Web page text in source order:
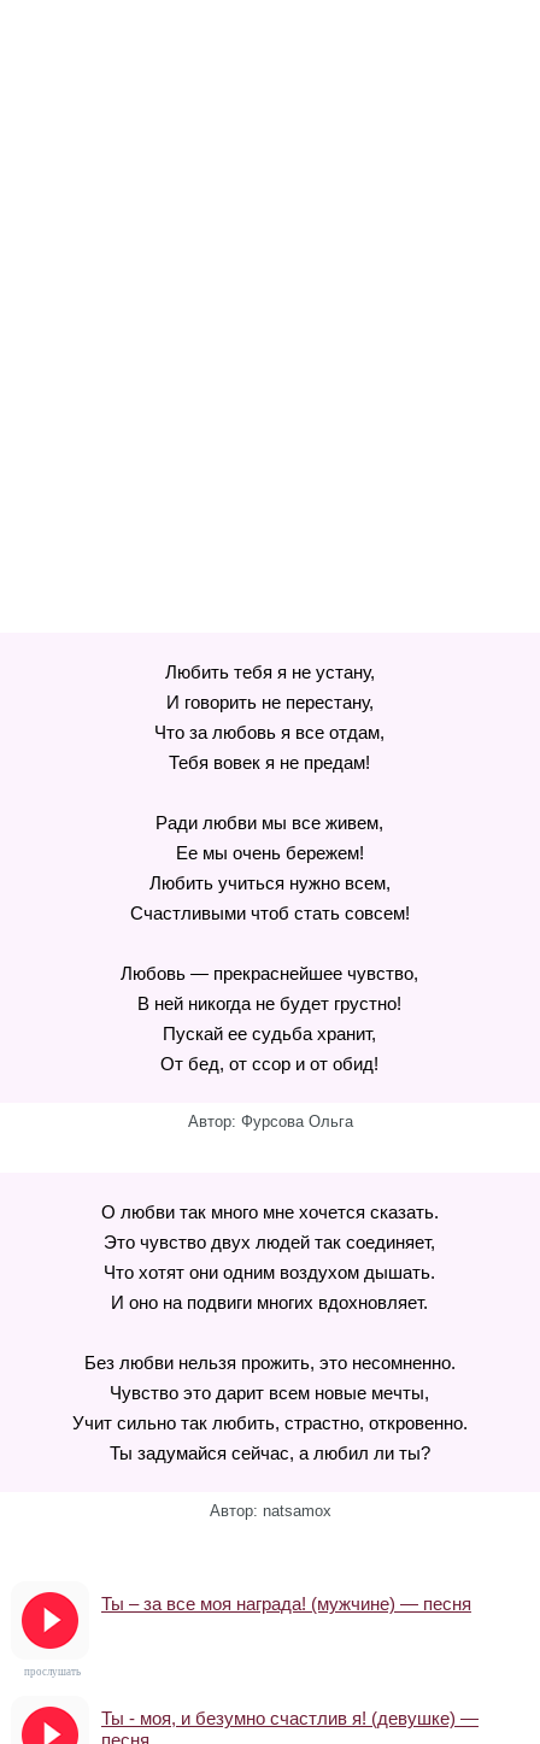
Любить тебя я не устану,
И говорить не перестану,
Что за любовь я все отдам,
Тебя вовек я не предам!
Ради любви мы все живем,
Ее мы очень бережем!
Любить учиться нужно всем,
Счастливыми чтоб стать совсем!
Любовь — прекраснейшее чувство,
В ней никогда не будет грустно!
Пускай ее судьба хранит,
От бед, от ссор и от обид!
Автор: Фурсова Ольга
О любви так много мне хочется сказать.
Это чувство двух людей так соединяет,
Что хотят они одним воздухом дышать.
И оно на подвиги многих вдохновляет.
Без любви нельзя прожить, это несомненно.
Чувство это дарит всем новые мечты,
Учит сильно так любить, страстно, откровенно.
Ты задумайся сейчас, а любил ли ты?
Автор: natsamox
Ты – за все моя награда! (мужчине) — песня
прослушать
Ты - моя, и безумно счастлив я! (девушке) —
песня